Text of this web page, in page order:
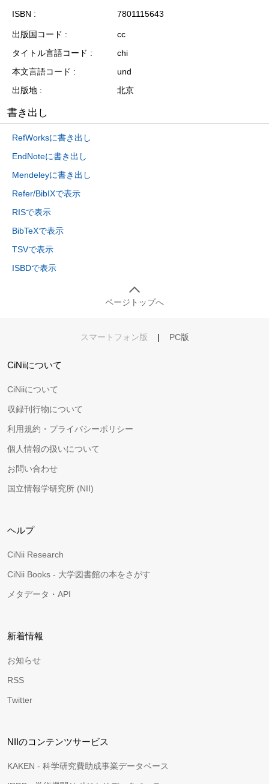
ISBN
7801115643
出版国コード
cc
タイトル言語コード
chi
本文言語コード
und
出版地
北京
書き出し
RefWorksに書き出し
EndNoteに書き出し
Mendeleyに書き出し
Refer/BibIXで表示
RISで表示
BibTeXで表示
TSVで表示
ISBDで表示
ページトップへ
スマートフォン版 | PC版
CiNiiについて
CiNiiについて
収録刊行物について
利用規約・プライバシーポリシー
個人情報の扱いについて
お問い合わせ
国立情報学研究所 (NII)
ヘルプ
CiNii Research
CiNii Books - 大学図書館の本をさがす
メタデータ・API
新着情報
お知らせ
RSS
Twitter
NIIのコンテンツサービス
KAKEN - 科学研究費助成事業データベース